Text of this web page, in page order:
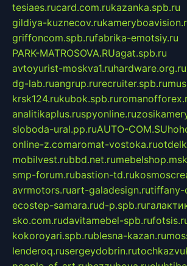
tesiaes.rucard.com.rukazanka.spb.ru
gildiya-kuznecov.ru
griffoncom.spb.rufabrika-emotsiy.ru
PARK-MATROSOVA.RUagat.spb.ru
avtoyurist-moskva1.ruhardware.org.ru
dg-lab.ruangrup.rurecruiter.spb.ru
krsk124.rukubok.spb.ru
analitikaplus.ruspyonline.ru
sloboda-ural.pp.ruAUTO-COM.SU
online-z.comaromat-vostoka.ru
mobilvest.rubbd.net.ru
smp-forum.rubastion-td.ru
avrmotors.ruart-galadesign.rutiffany-
ecostep-samara.rud-p.spb.ru
sko.com.rudavitamebel-spb.ru
kokoroyari.spb.rublesna-kazan.ru
lenderoq.rusergeydobrin.ru